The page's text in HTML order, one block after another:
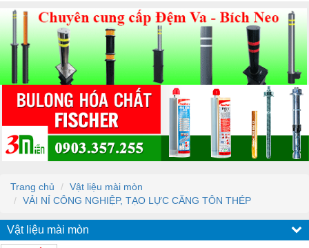
Trang chủ
Vật liệu mài mòn
VẢI NỈ CÔNG NGHIỆP, TẠO LỰC CĂNG TÔN THÉP
Vật liệu mài mòn